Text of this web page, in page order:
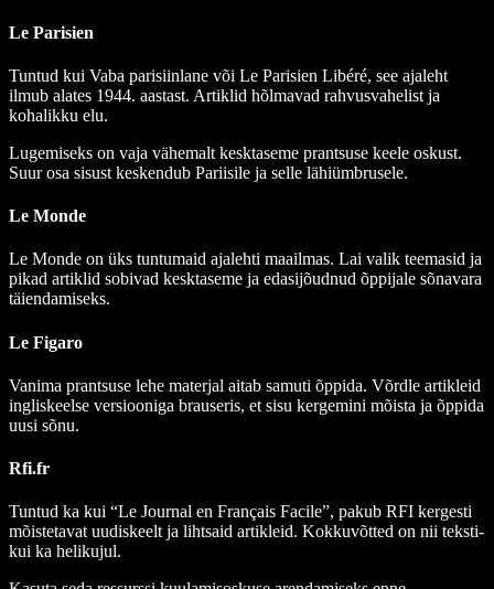
Le Parisien
Tuntud kui Vaba parisiinlane või Le Parisien Libéré, see ajaleht
ilmub alates 1944. aastast. Artiklid hõlmavad rahvusvahelist ja
kohalikku elu.
Lugemiseks on vaja vähemalt kesktaseme prantsuse keele oskust.
Suur osa sisust keskendub Pariisile ja selle lähiümbrusele.
Le Monde
Le Monde on üks tuntumaid ajalehti maailmas. Lai valik teemasid ja
pikad artiklid sobivad kesktaseme ja edasijõudnud õppijale sõnavara
täiendamiseks.
Le Figaro
Vanima prantsuse lehe materjal aitab samuti õppida. Võrdle artikleid
ingliskeelse versiooniga brauseris, et sisu kergemini mõista ja õppida
uusi sõnu.
Rfi.fr
Tuntud ka kui “Le Journal en Français Facile”, pakub RFI kergesti
mõistetavat uudiskeelt ja lihtsaid artikleid. Kokkuvõtted on nii teksti-
kui ka helikujul.